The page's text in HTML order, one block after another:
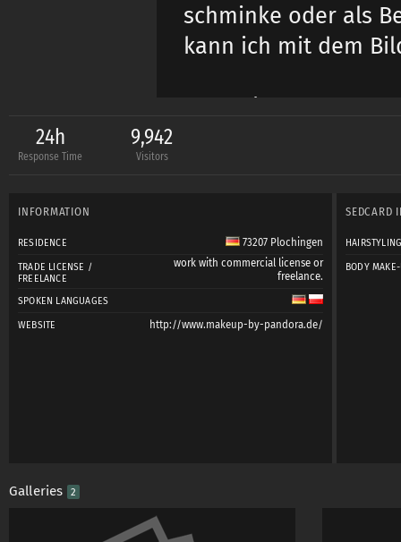
schminke oder als
kann ich mit dem
Lg Anni
24h
Response Time
9,942
Visitors
INFORMATION
RESIDENCE 73207 Plochingen
TRADE LICENSE /
FREELANCE
work with commercial license or
freelance.
SPOKEN LANGUAGES
WEBSITE http://www.makeup-by-pandora.de/
SEDCARD
BODY
Galleries 2